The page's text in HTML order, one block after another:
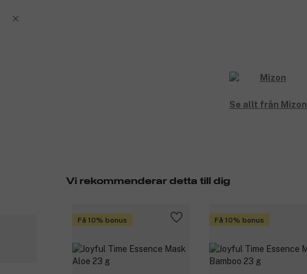
Se allt från Mizon
Vi rekommenderar detta till dig
Få 10% bonus Få 10% bonus